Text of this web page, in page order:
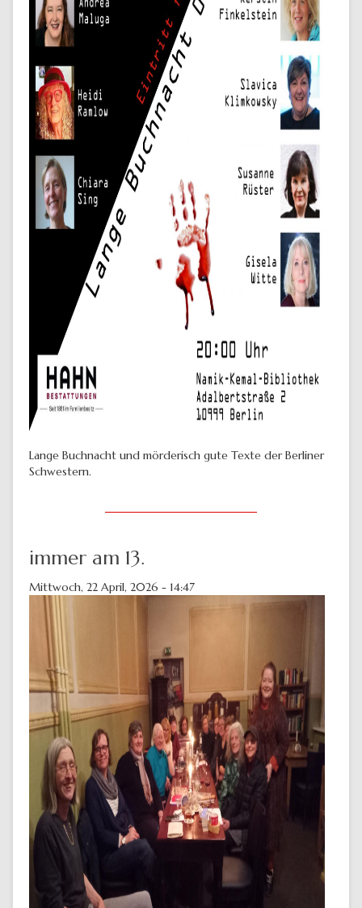
Lange Buchnacht und mörderisch gute Texte der Berliner
Schwestern.
immer am 13.
Mittwoch, 22 April, 2026 - 14:47